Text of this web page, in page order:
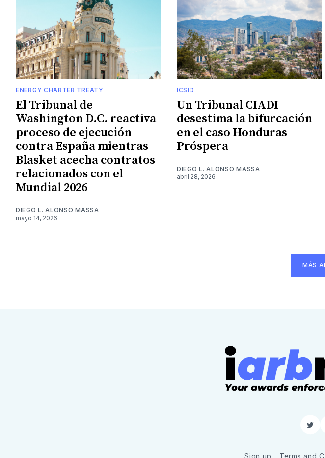
ENERGY CHARTER TREATY
El Tribunal de
Washington D.C. reactiva
proceso de ejecución
contra España mientras
Blasket acecha contratos
relacionados con el
Mundial 2026
DIEGO L. ALONSO MASSA
mayo 14, 2026
ICSID
Un Tribunal CIADI
desestima la bifurcación
en el caso Honduras
Próspera
DIEGO L. ALONSO MASSA
abril 28, 2026
MÁS
Sign up Terms and